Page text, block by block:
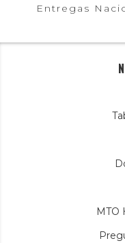
Entregas
MTO